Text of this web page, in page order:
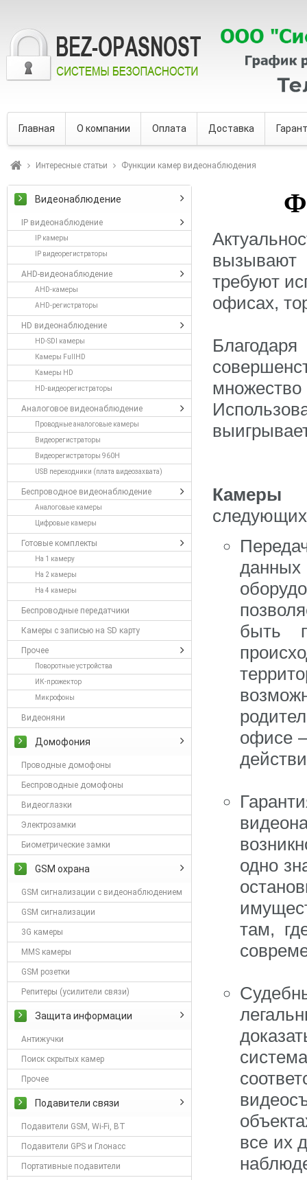
Главная О компании Оплата Доставка
Интересные статьи Функции камер видеонаблюдения
Видеонаблюдение
IP видеонаблюдение
IP камеры
IP видеорегистраторы
AHD-видеонаблюдение
AHD-камеры
AHD-регистраторы
HD видеонаблюдение
HD-SDI камеры
Камеры FullHD
Камеры HD
HD-видеорегистраторы
Аналоговое видеонаблюдение
Проводные аналоговые камеры
Видеорегистраторы
Видеорегистраторы 960H
USB переходники (плата видеозахвата)
Беспроводное видеонаблюдение
Аналоговые камеры
Цифровые камеры
Готовые комплекты
На 1 камеру
На 2 камеры
На 4 камеры
Беспроводные передатчики
Камеры с записью на SD карту
Прочее
Поворотные устройства
ИК-прожектор
Микрофоны
Видеоняни
Домофония
Проводные домофоны
Беспроводные домофоны
Видеоглазки
Электрозамки
Биометрические замки
GSM охрана
GSM сигнализации с видеонаблюдением
GSM сигнализации
3G камеры
MMS камеры
GSM розетки
Репитеры (усилители связи)
Защита информации
Антижучки
Поиск скрытых камер
Прочее
Подавители связи
Подавители GSM, Wi-Fi, BT
Подавители GPS и Глонасс
Портативные подавители
вызывают
требуют
офисах,
Камеры
быть
офисе
одно
там,
все их